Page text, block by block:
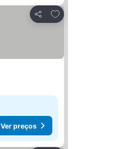
Partilhar
Adicionar aos favoritos
Ver preços